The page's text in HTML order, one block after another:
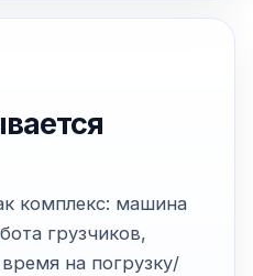
комплекс: машина
грузчиков,
на погрузку/